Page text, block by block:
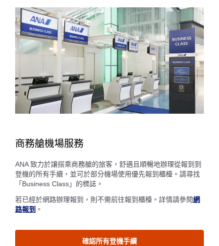
商務艙機場服務
ANA 致力於讓搭乘商務艙的旅客，舒適且順暢地辦理從報到到
登機的所有手續，並可於部分機場使用優先報到櫃檯。請尋找
「Business Class」的標誌。
若已經於網路辦理報到，則不需前往報到櫃檯。詳情請參閱網
路報到 。
確認所有登機手續